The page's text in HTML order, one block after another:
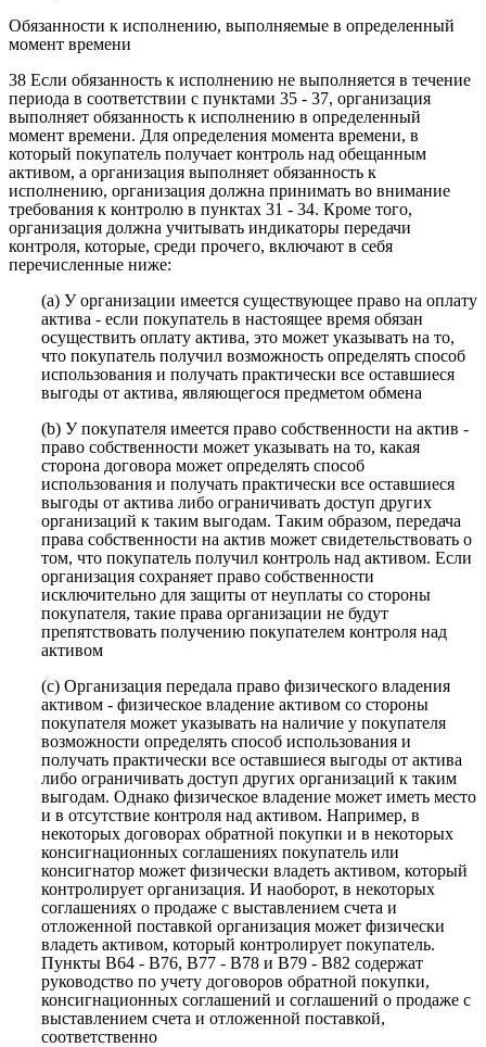
Обязанности к исполнению, выполняемые в определенный
момент времени
38 Если обязанность к исполнению не выполняется в течение
периода в соответствии с пунктами 35 - 37, организация
выполняет обязанность к исполнению в определенный
момент времени. Для определения момента времени, в
который покупатель получает контроль над обещанным
активом, а организация выполняет обязанность к
исполнению, организация должна принимать во внимание
требования к контролю в пунктах 31 - 34. Кроме того,
организация должна учитывать индикаторы передачи
контроля, которые, среди прочего, включают в себя
перечисленные ниже:
(a) У организации имеется существующее право на оплату
актива - если покупатель в настоящее время обязан
осуществить оплату актива, это может указывать на то,
что покупатель получил возможность определять способ
использования и получать практически все оставшиеся
выгоды от актива, являющегося предметом обмена
(b) У покупателя имеется право собственности на актив -
право собственности может указывать на то, какая
сторона договора может определять способ
использования и получать практически все оставшиеся
выгоды от актива либо ограничивать доступ других
организаций к таким выгодам. Таким образом, передача
права собственности на актив может свидетельствовать о
том, что покупатель получил контроль над активом. Если
организация сохраняет право собственности
исключительно для защиты от неуплаты со стороны
покупателя, такие права организации не будут
препятствовать получению покупателем контроля над
активом
(c) Организация передала право физического владения
активом - физическое владение активом со стороны
покупателя может указывать на наличие у покупателя
возможности определять способ использования и
получать практически все оставшиеся выгоды от актива
либо ограничивать доступ других организаций к таким
выгодам. Однако физическое владение может иметь место
и в отсутствие контроля над активом. Например, в
некоторых договорах обратной покупки и в некоторых
консигнационных соглашениях покупатель или
консигнатор может физически владеть активом, который
контролирует организация. И наоборот, в некоторых
соглашениях о продаже с выставлением счета и
отложенной поставкой организация может физически
владеть активом, который контролирует покупатель.
Пункты B64 - B76, B77 - B78 и B79 - B82 содержат
руководство по учету договоров обратной покупки,
консигнационных соглашений и соглашений о продаже с
выставлением счета и отложенной поставкой,
соответственно